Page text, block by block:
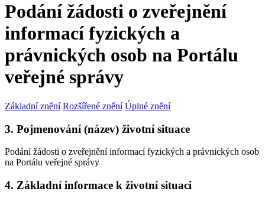
Podání žádosti o zveřejnění
informací fyzických a
právnických osob na Portálu
veřejné správy
Základní znění Rozšířené znění Úplné znění
3. Pojmenování (název) životní situace
Podání žádosti o zveřejnění informací fyzických a právnických osob
na Portálu veřejné správy
4. Základní informace k životní situaci